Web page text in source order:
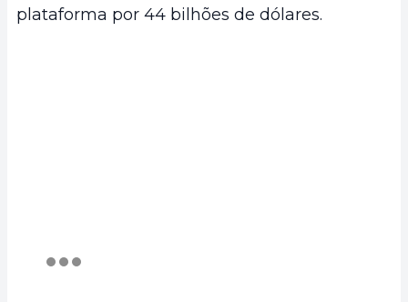
plataforma por 44 bilhões de dólares.